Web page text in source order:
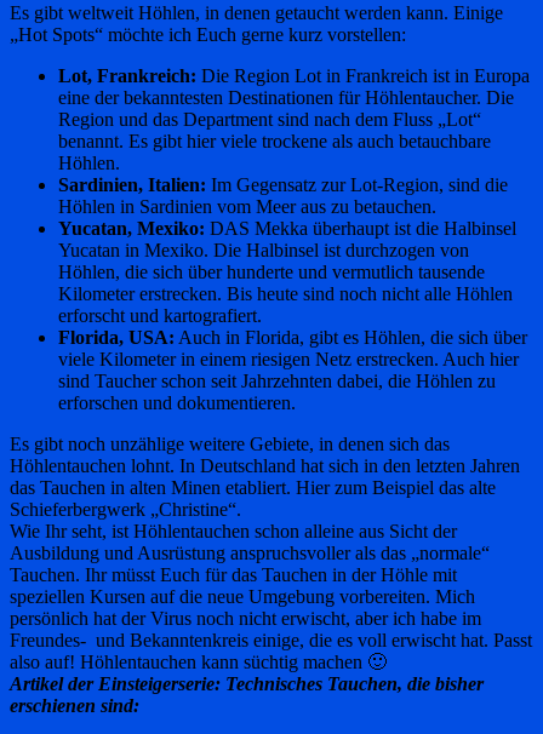
Es gibt weltweit Höhlen, in denen getaucht werden kann. Einige
„Hot Spots“ möchte ich Euch gerne kurz vorstellen:
Lot, Frankreich: Die Region Lot in Frankreich ist in Europa
eine der bekanntesten Destinationen für Höhlentaucher. Die
Region und das Department sind nach dem Fluss „Lot“
benannt. Es gibt hier viele trockene als auch betauchbare
Höhlen.
Sardinien, Italien: Im Gegensatz zur Lot-Region, sind die
Höhlen in Sardinien vom Meer aus zu betauchen.
Yucatan, Mexiko: DAS Mekka überhaupt ist die Halbinsel
Yucatan in Mexiko. Die Halbinsel ist durchzogen von
Höhlen, die sich über hunderte und vermutlich tausende
Kilometer erstrecken. Bis heute sind noch nicht alle Höhlen
erforscht und kartografiert.
Florida, USA: Auch in Florida, gibt es Höhlen, die sich über
viele Kilometer in einem riesigen Netz erstrecken. Auch hier
sind Taucher schon seit Jahrzehnten dabei, die Höhlen zu
erforschen und dokumentieren.
Es gibt noch unzählige weitere Gebiete, in denen sich das
Höhlentauchen lohnt. In Deutschland hat sich in den letzten Jahren
das Tauchen in alten Minen etabliert. Hier zum Beispiel das alte
Schieferbergwerk „Christine“.
Wie Ihr seht, ist Höhlentauchen schon alleine aus Sicht der
Ausbildung und Ausrüstung anspruchsvoller als das „normale“
Tauchen. Ihr müsst Euch für das Tauchen in der Höhle mit
speziellen Kursen auf die neue Umgebung vorbereiten. Mich
persönlich hat der Virus noch nicht erwischt, aber ich habe im
Freundes- und Bekanntenkreis einige, die es voll erwischt hat. Passt
also auf! Höhlentauchen kann süchtig machen 🙂
Artikel der Einsteigerserie: Technisches Tauchen, die bisher
erschienen sind: